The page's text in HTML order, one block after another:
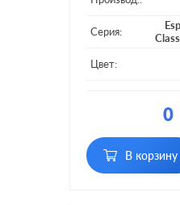
Серия:
Цвет:
клавиш:
Подсветка:
0
В корзину